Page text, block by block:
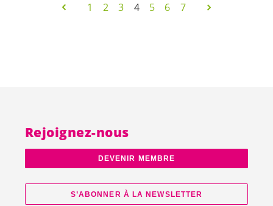
1 2 3 4 5 6 7
Rejoignez-nous
DEVENIR MEMBRE
S’ABONNER À LA NEWSLETTER